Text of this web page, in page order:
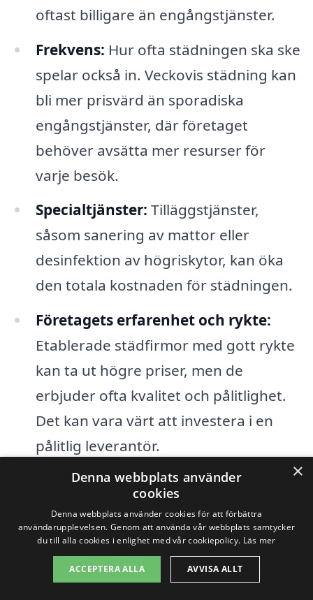
oftast billigare än engångstjänster.
Frekvens: Hur ofta städningen ska ske
spelar också in. Veckovis städning kan
bli mer prisvärd än sporadiska
engångstjänster, där företaget
behöver avsätta mer resurser för
varje besök.
Specialtjänster: Tilläggstjänster,
såsom sanering av mattor eller
desinfektion av högriskytor, kan öka
den totala kostnaden för städningen.
Företagets erfarenhet och rykte:
Etablerade städfirmor med gott rykte
kan ta ut högre priser, men de
erbjuder ofta kvalitet och pålitlighet.
Det kan vara värt att investera i en
pålitlig leverantör.
Genom att få flera offerter från olika
städfirmor kan du jämföra priser och
tjänster. Det är en bra idé att specificera
dina behov och önskemål för att få så
×
Denna webbplats använder
cookies
Denna webbplats använder cookies för att förbättra
användarupplevelsen. Genom att använda vår webbplats samtycker
du till alla cookies i enlighet med vår cookiepolicy. Läs mer
ACCEPTERA ALLA AVVISA ALLT